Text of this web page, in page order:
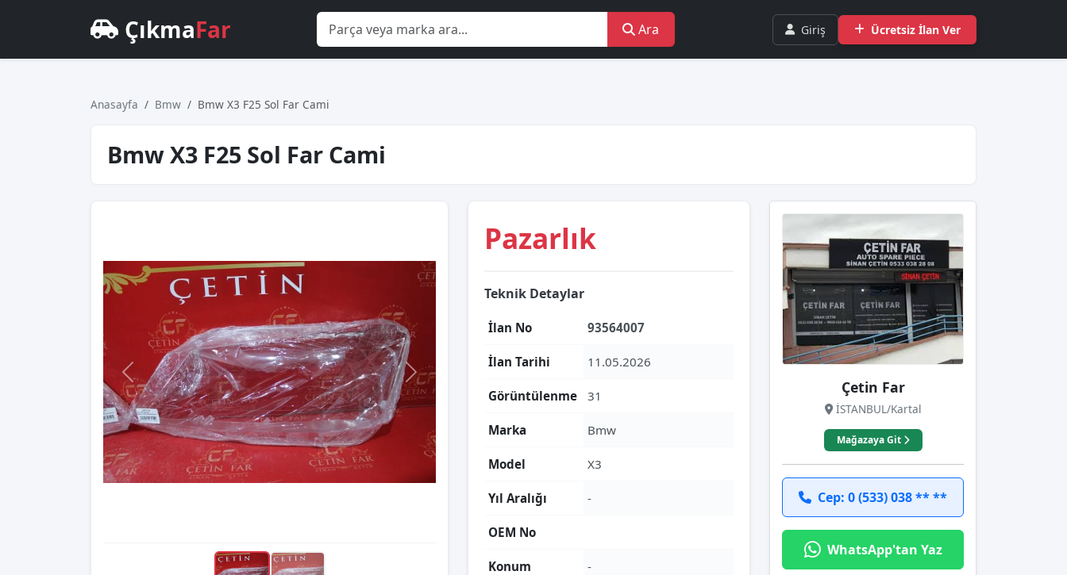
ÇıkmaFar Ara Giriş Ücretsiz İlan Ver
Anasayfa Bmw Bmw X3 F25 Sol Far Cami
Bmw X3 F25 Sol Far Cami
Pazarlık
Teknik Detaylar
İlan No 93564007
İlan Tarihi 11.05.2026
Görüntülenme 31
Marka Bmw
Model X3
Yıl Aralığı -
OEM No
Konum -
Çetin Far
İSTANBUL/Kartal
Mağazaya Git
Cep: 0 (533) 038 ** **
WhatsApp'tan Yaz